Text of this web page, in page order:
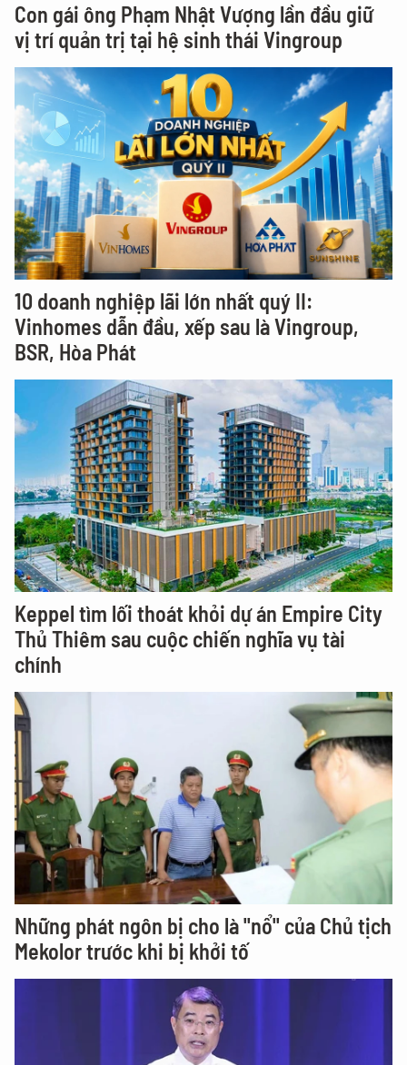
Con gái ông Phạm Nhật Vượng lần đầu giữ
vị trí quản trị tại hệ sinh thái Vingroup
10 doanh nghiệp lãi lớn nhất quý II:
Vinhomes dẫn đầu, xếp sau là Vingroup,
BSR, Hòa Phát
Keppel tìm lối thoát khỏi dự án Empire City
Thủ Thiêm sau cuộc chiến nghĩa vụ tài
chính
Những phát ngôn bị cho là "nổ" của Chủ tịch
Mekolor trước khi bị khởi tố